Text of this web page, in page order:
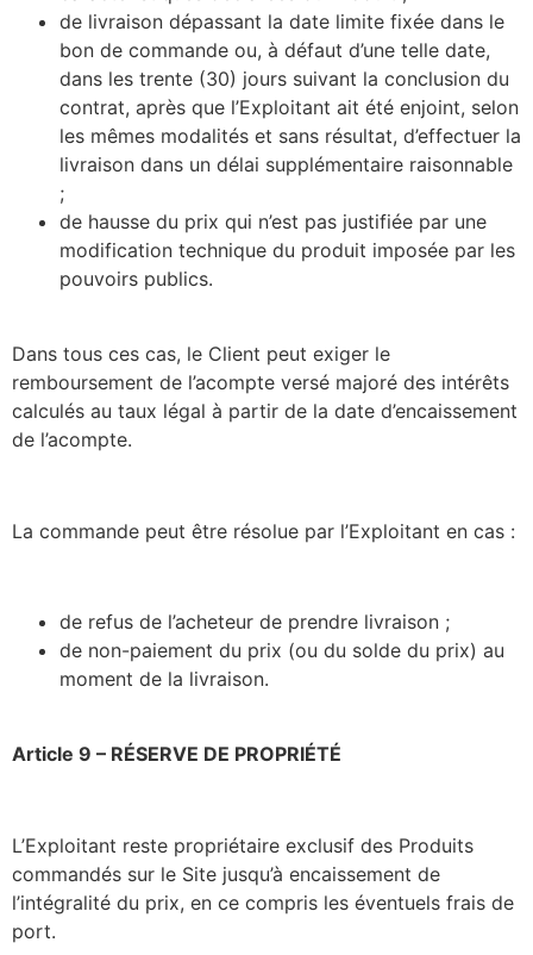
de livraison dépassant la date limite fixée dans le
bon de commande ou, à défaut d’une telle date,
dans les trente (30) jours suivant la conclusion du
contrat, après que l’Exploitant ait été enjoint, selon
les mêmes modalités et sans résultat, d’effectuer la
livraison dans un délai supplémentaire raisonnable
;
de hausse du prix qui n’est pas justifiée par une
modification technique du produit imposée par les
pouvoirs publics.
Dans tous ces cas, le Client peut exiger le
remboursement de l’acompte versé majoré des intérêts
calculés au taux légal à partir de la date d’encaissement
de l’acompte.
La commande peut être résolue par l’Exploitant en cas :
de refus de l’acheteur de prendre livraison ;
de non-paiement du prix (ou du solde du prix) au
moment de la livraison.
Article 9 – RÉSERVE DE PROPRIÉTÉ
L’Exploitant reste propriétaire exclusif des Produits
commandés sur le Site jusqu’à encaissement de
l’intégralité du prix, en ce compris les éventuels frais de
port.